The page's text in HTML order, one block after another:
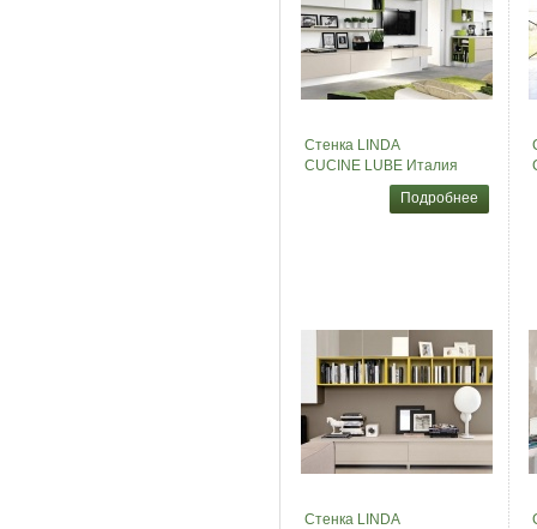
Стенка LINDA
CUCINE LUBE Италия
Подробнее
Стенка LINDA